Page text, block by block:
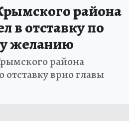
района
в отставку по
желанию
района
врио главы